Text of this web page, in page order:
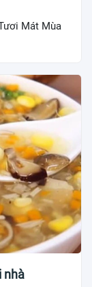
Mát Mùa
nhà